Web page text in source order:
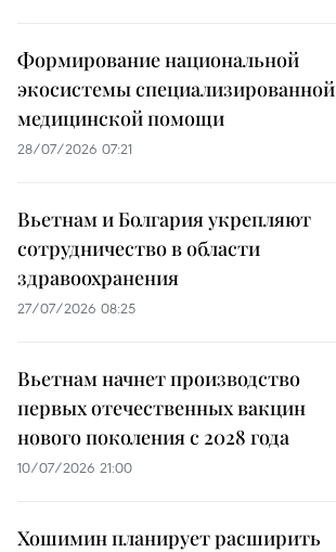
Формирование национальной
экосистемы специализированной
медицинской помощи
28/07/2026 07:21
Вьетнам и Болгария укрепляют
сотрудничество в области
здравоохранения
27/07/2026 08:25
Вьетнам начнет производство
первых отечественных вакцин
нового поколения с 2028 года
10/07/2026 21:00
Хошимин планирует расширить